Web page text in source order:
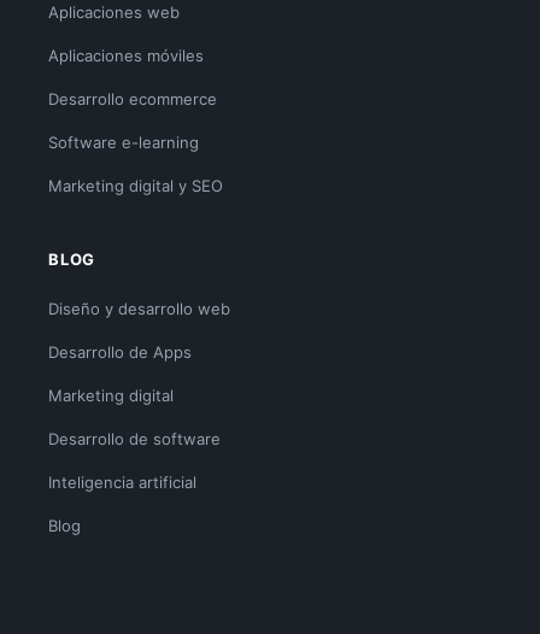
Aplicaciones web
Aplicaciones móviles
Desarrollo ecommerce
Software e-learning
Marketing digital y SEO
BLOG
Diseño y desarrollo web
Desarrollo de Apps
Marketing digital
Desarrollo de software
Inteligencia artificial
Blog